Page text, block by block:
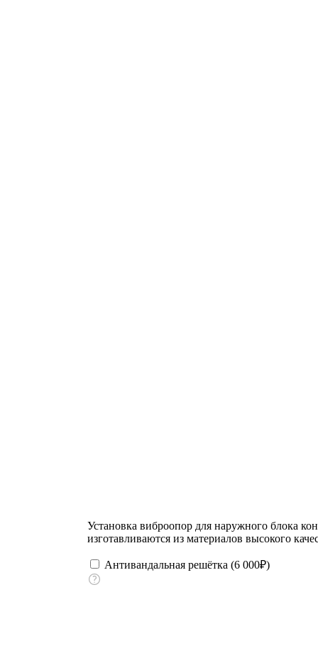
Установка виброопор для наружного блока
изготавливаются из материалов высокого
Антивандальная решётка (6 000₽)